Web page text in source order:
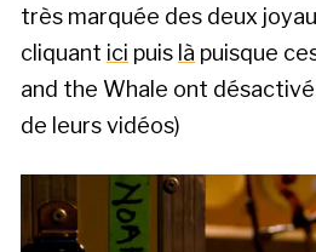
très marquée des deux
cliquant ici puis là puisque
and the Whale ont
de leurs vidéos)